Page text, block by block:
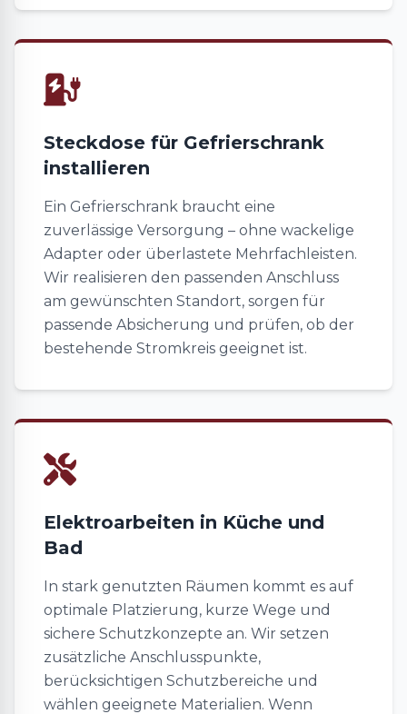
Steckdose für Gefrierschrank
installieren
Ein Gefrierschrank braucht eine
zuverlässige Versorgung – ohne wackelige
Adapter oder überlastete Mehrfachleisten.
Wir realisieren den passenden Anschluss
am gewünschten Standort, sorgen für
passende Absicherung und prüfen, ob der
bestehende Stromkreis geeignet ist.
Elektroarbeiten in Küche und
Bad
In stark genutzten Räumen kommt es auf
optimale Platzierung, kurze Wege und
sichere Schutzkonzepte an. Wir setzen
zusätzliche Anschlusspunkte,
berücksichtigen Schutzbereiche und
wählen geeignete Materialien. Wenn